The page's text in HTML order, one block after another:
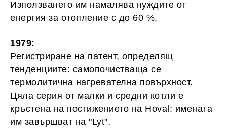
Използването им намалява нуждите от
енергия за отопление с до 60 %.
1979:
Регистриране на патент, определящ
тенденциите: самопочистваща се
термолитична нагревателна повърхност.
Цяла серия от малки и средни котли е
кръстена на постижението на Hoval: имената
им завършват на "Lyt".